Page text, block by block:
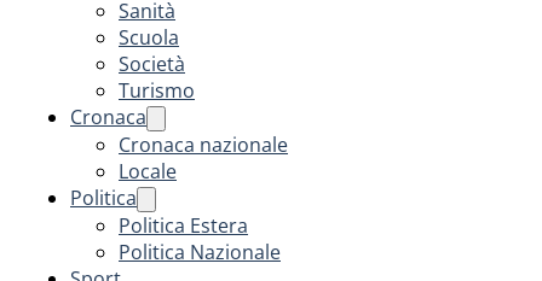
Sanità
Scuola
Società
Turismo
Cronaca
Cronaca nazionale
Locale
Politica
Politica Estera
Politica Nazionale